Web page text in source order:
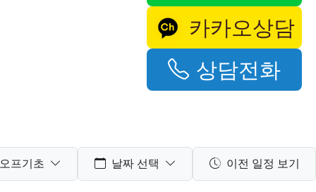
카카오상담
상담전화
오프기초 날짜 선택 이전 일정 보기